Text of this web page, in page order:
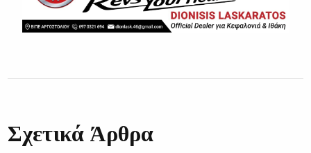
Σχετικά Άρθρα